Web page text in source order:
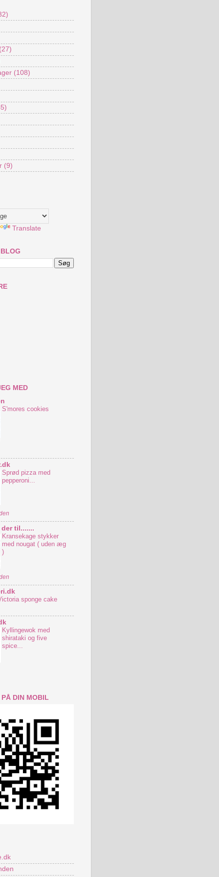
(27)
(108)
(9)
Translate
MED
S'mores cookies
Sprød pizza med
pepperoni...
til.......
Kransekage stykker
med nougat ( uden æg
)
sponge cake
Kyllingewok med
shirataki og five
spice...
DIN MOBIL